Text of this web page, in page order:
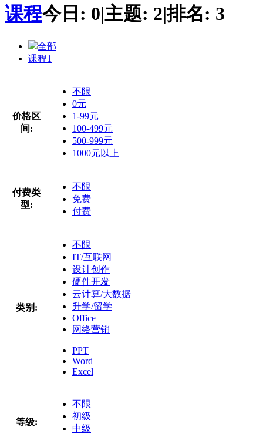
课程今日: 0|主题: 2|排名: 3
全部
课程1
价格区
间:
不限
0元
1-99元
100-499元
500-999元
1000元以上
付费类
型:
不限
免费
付费
类别:
不限
IT/互联网
设计创作
硬件开发
云计算/大数据
升学/留学
Office
网络营销
PPT
Word
Excel
等级:
不限
初级
中级